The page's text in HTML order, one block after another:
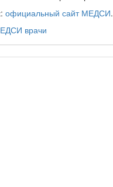
официальный сайт МЕДСИ.
врачи